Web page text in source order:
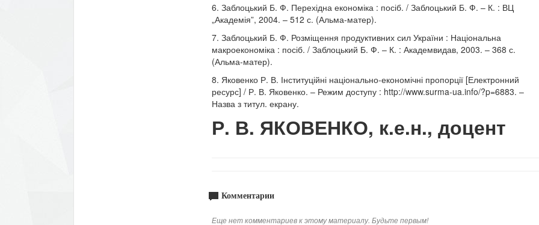
6. Заблоцький Б. Ф. Перехідна економіка : посіб. / Заблоцький Б. Ф. – К. : ВЦ
„Академія”, 2004. – 512 с. (Альма-матер).
7. Заблоцький Б. Ф. Розміщення продуктивних сил України : Національна
макроекономіка : посіб. / Заблоцький Б. Ф. – К. : Академвидав, 2003. – 368 с.
(Альма-матер).
8. Яковенко Р. В. Інституційні національно-економічні пропорції [Електронний
ресурс] / Р. В. Яковенко. – Режим доступу : http://www.surma-ua.info/?p=6883. –
Назва з титул. екрану.
Р. В. ЯКОВЕНКО, к.е.н., доцент
Комментарии
Еще нет комментариев к этому материалу. Будьте первым!